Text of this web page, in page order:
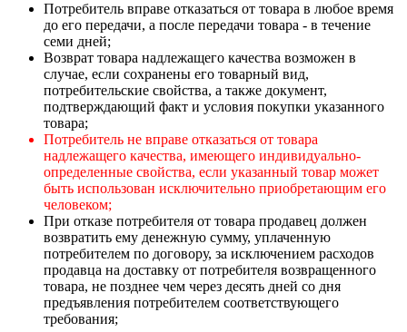
Потребитель вправе отказаться от товара в любое время
до его передачи, а после передачи товара - в течение
семи дней;
Возврат товара надлежащего качества возможен в
случае, если сохранены его товарный вид,
потребительские свойства, а также документ,
подтверждающий факт и условия покупки указанного
товара;
Потребитель не вправе отказаться от товара
надлежащего качества, имеющего индивидуально-
определенные свойства, если указанный товар может
быть использован исключительно приобретающим его
человеком;
При отказе потребителя от товара продавец должен
возвратить ему денежную сумму, уплаченную
потребителем по договору, за исключением расходов
продавца на доставку от потребителя возвращенного
товара, не позднее чем через десять дней со дня
предъявления потребителем соответствующего
требования;